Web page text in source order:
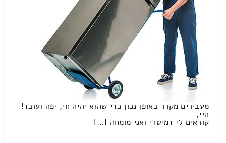
מעבירים מקרר באופן נכון כדי שהוא יהיה חי, יפה ועובד!
היי,
קוראים לי דמיטרי ואני מומחה […]